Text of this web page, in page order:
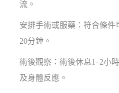
流。
安排手術或服藥：符合條件
20分鐘。
術後觀察：術後休息1–2小
及身體反應。